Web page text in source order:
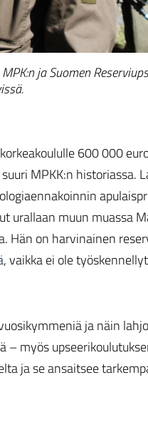
ja Suomen
600 000
MPKK:n historiassa.
muun muassa
Hän on harvinainen
, vaikka ei ole
ja näin
myös
ja se ansaitsee